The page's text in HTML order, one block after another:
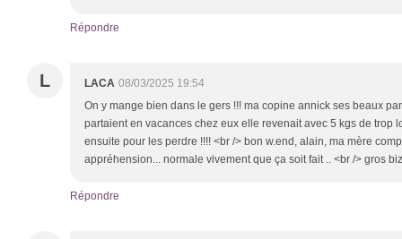
Répondre
L LACA 08/03/2025 19:54
On y mange bien dans le gers !!! ma copine annick ses beaux
partaient en vacances chez eux elle revenait avec 5 kgs de trop
ensuite pour les perdre !!!! <br /> bon w.end, alain, ma mère
appréhension... normale vivement que ça soit fait .. <br /> gros
Répondre